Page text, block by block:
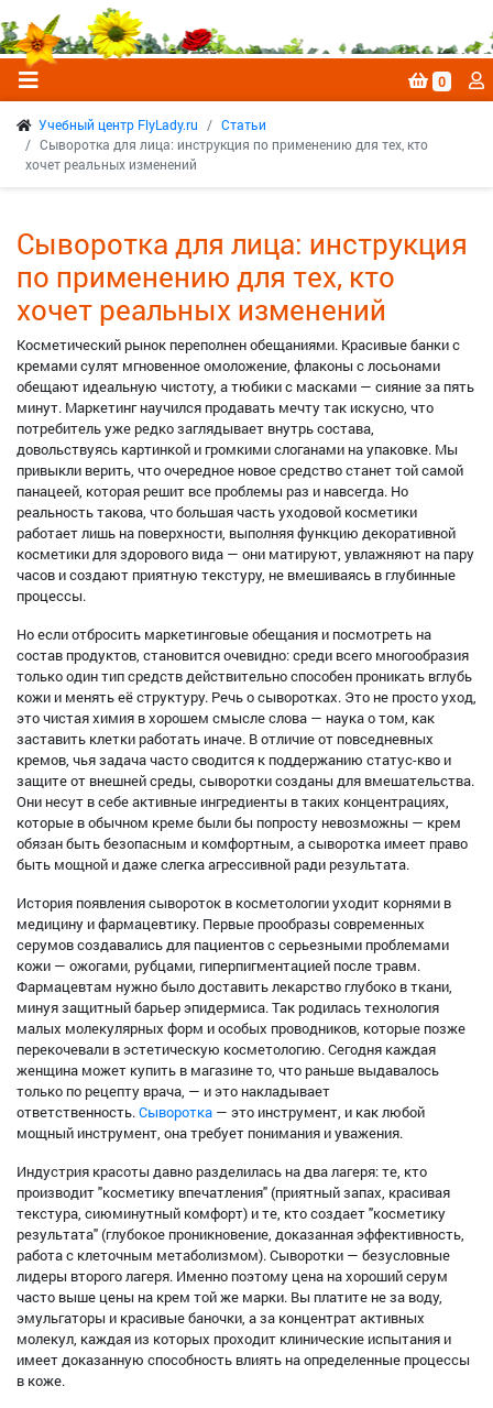
0
Учебный центр FlyLady.ru
Статьи
Сыворотка для лица: инструкция по применению для тех, кто
хочет реальных изменений
Сыворотка для лица: инструкция
по применению для тех, кто
хочет реальных изменений
Косметический рынок переполнен обещаниями. Красивые банки с
кремами сулят мгновенное омоложение, флаконы с лосьонами
обещают идеальную чистоту, а тюбики с масками — сияние за пять
минут. Маркетинг научился продавать мечту так искусно, что
потребитель уже редко заглядывает внутрь состава,
довольствуясь картинкой и громкими слоганами на упаковке. Мы
привыкли верить, что очередное новое средство станет той самой
панацеей, которая решит все проблемы раз и навсегда. Но
реальность такова, что большая часть уходовой косметики
работает лишь на поверхности, выполняя функцию декоративной
косметики для здорового вида — они матируют, увлажняют на пару
часов и создают приятную текстуру, не вмешиваясь в глубинные
процессы.
Но если отбросить маркетинговые обещания и посмотреть на
состав продуктов, становится очевидно: среди всего многообразия
только один тип средств действительно способен проникать вглубь
кожи и менять её структуру. Речь о сыворотках. Это не просто уход,
это чистая химия в хорошем смысле слова — наука о том, как
заставить клетки работать иначе. В отличие от повседневных
кремов, чья задача часто сводится к поддержанию статус-кво и
защите от внешней среды, сыворотки созданы для вмешательства.
Они несут в себе активные ингредиенты в таких концентрациях,
которые в обычном креме были бы попросту невозможны — крем
обязан быть безопасным и комфортным, а сыворотка имеет право
быть мощной и даже слегка агрессивной ради результата.
История появления сывороток в косметологии уходит корнями в
медицину и фармацевтику. Первые прообразы современных
серумов создавались для пациентов с серьезными проблемами
кожи — ожогами, рубцами, гиперпигментацией после травм.
Фармацевтам нужно было доставить лекарство глубоко в ткани,
минуя защитный барьер эпидермиса. Так родилась технология
малых молекулярных форм и особых проводников, которые позже
перекочевали в эстетическую косметологию. Сегодня каждая
женщина может купить в магазине то, что раньше выдавалось
только по рецепту врача, — и это накладывает
ответственность.Сыворотка — это инструмент, и как любой
мощный инструмент, она требует понимания и уважения.
Индустрия красоты давно разделилась на два лагеря: те, кто
производит "косметику впечатления" (приятный запах, красивая
текстура, сиюминутный комфорт) и те, кто создает "косметику
результата" (глубокое проникновение, доказанная эффективность,
работа с клеточным метаболизмом). Сыворотки — безусловные
лидеры второго лагеря. Именно поэтому цена на хороший серум
часто выше цены на крем той же марки. Вы платите не за воду,
эмульгаторы и красивые баночки, а за концентрат активных
молекул, каждая из которых проходит клинические испытания и
имеет доказанную способность влиять на определенные процессы
в коже.